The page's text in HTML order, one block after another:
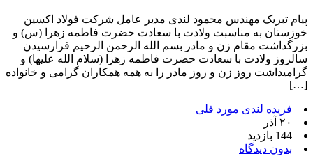
پیام‌ تبریک مهندس محمود لندی مدیر عامل شرکت فولاد اکسین
خوزستان به مناسبت ولادت با سعادت حضرت فاطمه زهرا (س) و
بزرگداشت مقام زن و مادر بسم الله الرحمن الرحیم فرارسیدن
سالروز ولادت با سعادت حضرت فاطمه زهرا (سلام‌ الله‌ علیها) و
گرامیداشت روز زن و روز مادر را به همه همکاران گرامی و خانواده‌
[…]
فریده لندی مورد فلی
۲۰ آذر
144 بازدید
بدون دیدگاه